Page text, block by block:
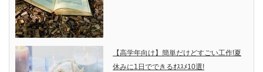
【高学年向け】簡単だけどすごい工作!夏
休みに1日でできるｵｽｽﾒ10選!